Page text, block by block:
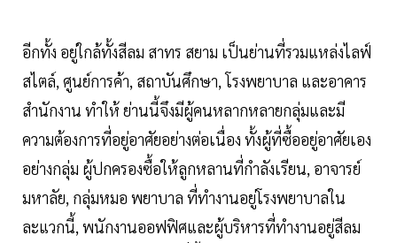
อีกทั้ง อยู่ใกล้ทั้งสีลม สาทร สยาม เป็นย่านที่รวมแหล่งไลฟ์
สไตล์, ศูนย์การค้า, สถาบันศึกษา, โรงพยาบาล และอาคาร
สำนักงาน ทำให้ ย่านนี้จึงมีผู้คนหลากหลายกลุ่มและมี
ความต้องการที่อยู่อาศัยอย่างต่อเนื่อง ทั้งผู้ที่ซื้ออยู่อาศัยเอง
อย่างกลุ่ม ผู้ปกครองซื้อให้ลูกหลานที่กำลังเรียน, อาจารย์
มหาลัย, กลุ่มหมอ พยาบาล ที่ทำงานอยู่โรงพยาบาลใน
ละแวกนี้, พนักงานออฟฟิศและผู้บริหารที่ทำงานอยู่สีลม